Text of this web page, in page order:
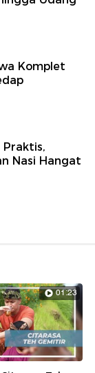
Komplet
Praktis,
Nasi Hangat
01:23